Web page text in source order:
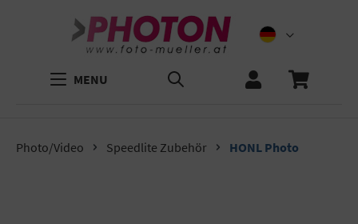
MENU
Photo/Video Speedlite Zubehör HONL Photo